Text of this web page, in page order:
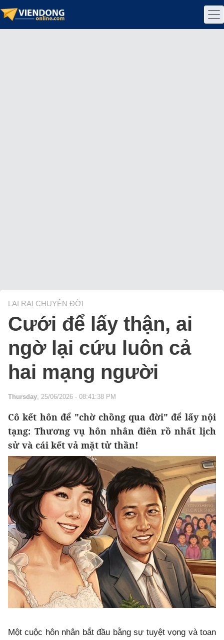
LAI RAI CHUYỆN ĐỜI
Cưới để lấy thận, ai
ngờ lại cứu luôn cả
hai mạng người
Thursday, 25/06/2026 - 08:41:38 PM
Cô kết hôn để "chờ chồng qua đời" để lấy nội
tạng: Thương vụ hôn nhân điên rồ nhất lịch
sử và cái kết vả mặt tử thần!
Một cuộc hôn nhân bắt đầu bằng sự tuyệt vọng và toan